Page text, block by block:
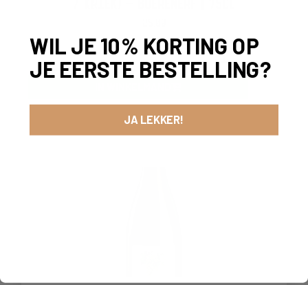
-
WIL JE 10% KORTING OP
JE EERSTE BESTELLING?
JA LEKKER!